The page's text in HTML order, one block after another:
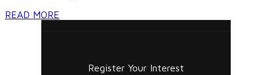
READ MORE
Register Your Interest